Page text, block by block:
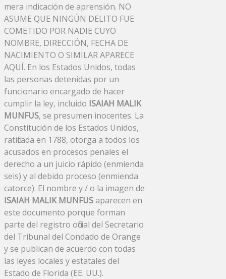
mera indicación de aprensión. NO
ASUME QUE NINGÚN DELITO FUE
COMETIDO POR NADIE CUYO
NOMBRE, DIRECCIÓN, FECHA DE
NACIMIENTO O SIMILAR APARECE
AQUÍ. En los Estados Unidos, todas
las personas detenidas por un
funcionario encargado de hacer
cumplir la ley, incluido ISAIAH MALIK
MUNFUS, se presumen inocentes. La
Constitución de los Estados Unidos,
ratificada en 1788, otorga a todos los
acusados ​​en procesos penales el
derecho a un juicio rápido (enmienda
seis) y al debido proceso (enmienda
catorce). El nombre y / o la imagen de
ISAIAH MALIK MUNFUSaparecen en
este documento porque forman
parte del registro oficial del Secretario
del Tribunal del Condado de Orange
y se publican de acuerdo con todas
las leyes locales y estatales del
Estado de Florida (EE. UU.).